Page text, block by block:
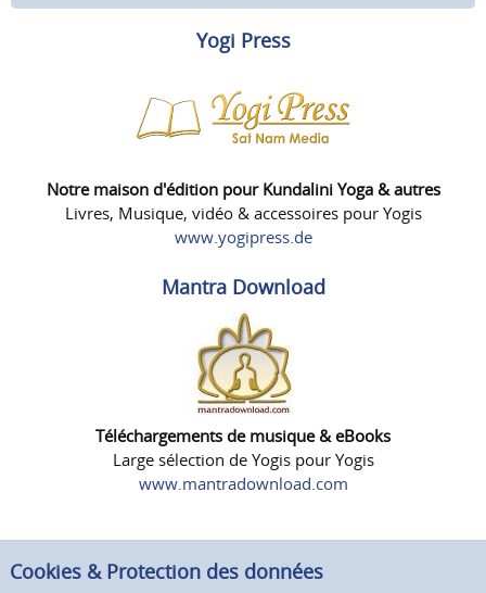
Yogi Press
Notre maison d'édition pour Kundalini Yoga & autres
Livres, Musique, vidéo & accessoires pour Yogis
www.yogipress.de
Mantra Download
Téléchargements de musique & eBooks
Large sélection de Yogis pour Yogis
www.mantradownload.com
Cookies & Protection des données